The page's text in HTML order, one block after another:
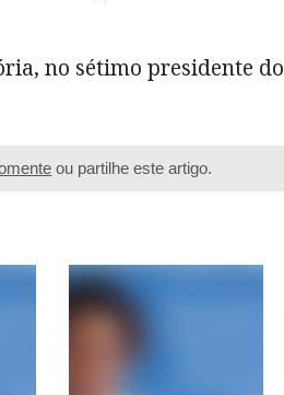
no sétimo presidente do
ou partilhe este artigo.